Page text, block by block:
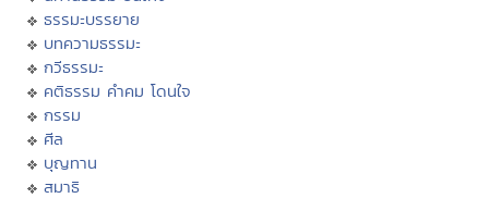
ธรรมะบรรยาย
บทความธรรมะ
กวีธรรมะ
คติธรรม คำคม โดนใจ
กรรม
ศีล
บุญทาน
สมาธิ